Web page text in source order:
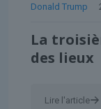
Donald Trump
La
des lieux
Lire l'article